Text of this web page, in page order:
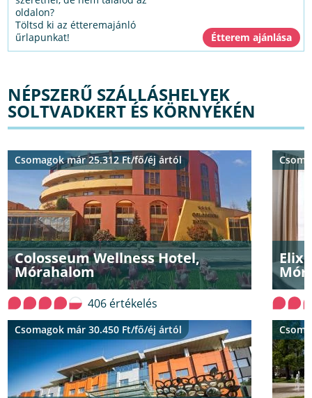
oldalon?
Töltsd ki az étteremajánló
űrlapunkat!
NÉPSZERŰ SZÁLLÁSHELYEK
SOLTVADKERT ÉS KÖRNYÉKÉN
Colosseum Wellness Hotel,
Mórahalom
Csomagok már 25.312 Ft/fő/éj ártól
406 értékelés
Csomagok már 30.450 Ft/fő/éj ártól